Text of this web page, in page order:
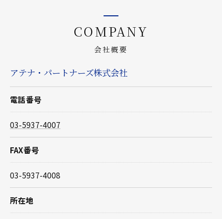
COMPANY
会社概要
アテナ・パートナーズ株式会社
電話番号
03-5937-4007
FAX番号
03-5937-4008
所在地